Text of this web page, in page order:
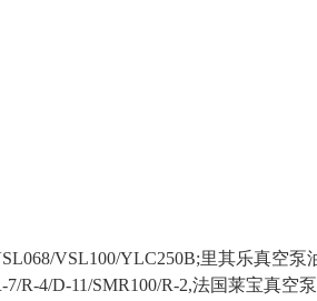
VSL100/YLC250B;里其乐真空泵
R-4/D-11/SMR100/R-2,法国莱宝真空